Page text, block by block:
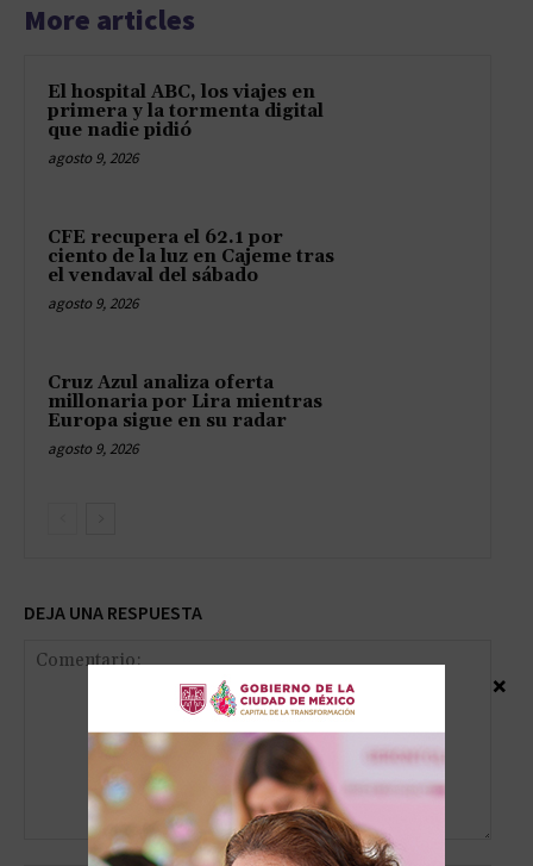
More articles
El hospital ABC, los viajes en
primera y la tormenta digital
que nadie pidió
agosto 9, 2026
CFE recupera el 62.1 por
ciento de la luz en Cajeme tras
el vendaval del sábado
agosto 9, 2026
Cruz Azul analiza oferta
millonaria por Lira mientras
Europa sigue en su radar
agosto 9, 2026
DEJA UNA RESPUESTA
Comentario:
×